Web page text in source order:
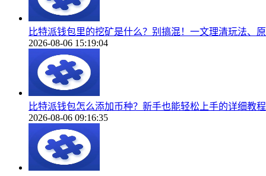
比特派钱包里的挖矿是什么？别搞混！一文理清玩法、
2026-08-06 15:19:04
比特派钱包怎么添加币种？新手也能轻松上手的详细教程
2026-08-06 09:16:35